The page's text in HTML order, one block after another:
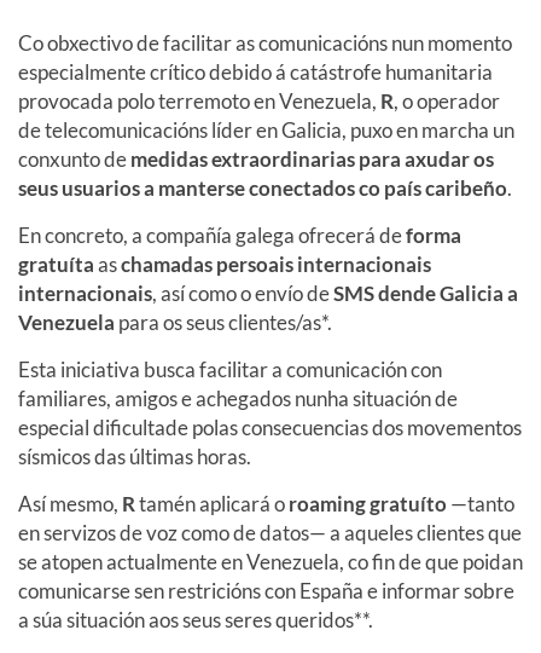
Co obxectivo de facilitar as comunicacións nun momento
especialmente crítico debido á catástrofe humanitaria
provocada polo terremoto en Venezuela, R, o operador
de telecomunicacións líder en Galicia, puxo en marcha un
conxunto demedidas extraordinarias para axudar os
seus usuarios a manterse conectados co país caribeño.
En concreto, a compañía galega ofrecerá deforma
gratuítaaschamadas persoais internacionais
internacionais, así como o envío deSMS dende Galicia a
Venezuela para os seus clientes/as*.
Esta iniciativa busca facilitar a comunicación con
familiares, amigos e achegados nunha situación de
especial dificultade polas consecuencias dos movementos
sísmicos das últimas horas.
Así mesmo, Rtamén aplicará oroaming gratuíto —tanto
en servizos de voz como de datos— a aqueles clientes que
se atopen actualmente en Venezuela, co fin de que poidan
comunicarse sen restricións con España e informar sobre
a súa situación aos seus seres queridos**.